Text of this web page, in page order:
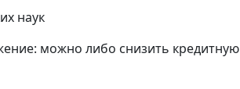
наук
можно либо снизить кредитную